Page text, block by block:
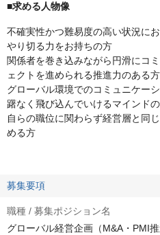
■求める人物像
不確実性かつ難易度の高い状況に
やり切る力をお持ちの方
関係者を巻き込みながら円滑にコ
ェクトを進められる推進力のある方
グローバル環境でのコミュニケー
躇なく飛び込んでいけるマインド
自らの職位に関わらず経営層と同
める方
募集要項
職種 / 募集ポジション名
グローバル経営企画（M&A・PMI推